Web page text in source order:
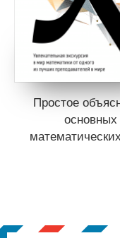
Можно копать и
самолета
весе), вникать в
стоимости билетов
этого — то есть
сделать без
Для кого эта
Эта книга для
никакой
Простое
основных